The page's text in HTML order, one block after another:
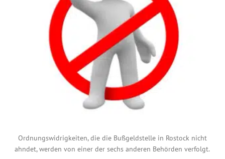
Ordnungswidrigkeiten, die die Bußgeldstelle in Rostock nicht
ahndet, werden von einer der sechs anderen Behörden verfolgt.